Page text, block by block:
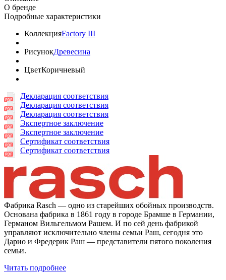
О бренде
Подробные характеристики
КоллекцияFactory III
РисунокДревесина
ЦветКоричневый
Декларация соответствия
Декларация соответствия
Декларация соответствия
Экспертное заключение
Экспертное заключение
Сертификат соответствия
Сертификат соответствия
Фабрика Rasch — одно из старейших обойных производств.
Основана фабрика в 1861 году в городе Брамше в Германии,
Германом Вильгельмом Рашем. И по сей день фабрикой
управляют исключительно члены семьи Раш, сегодня это
Дарио и Фредерик Раш — представители пятого поколения
семьи.
Читать подробнее